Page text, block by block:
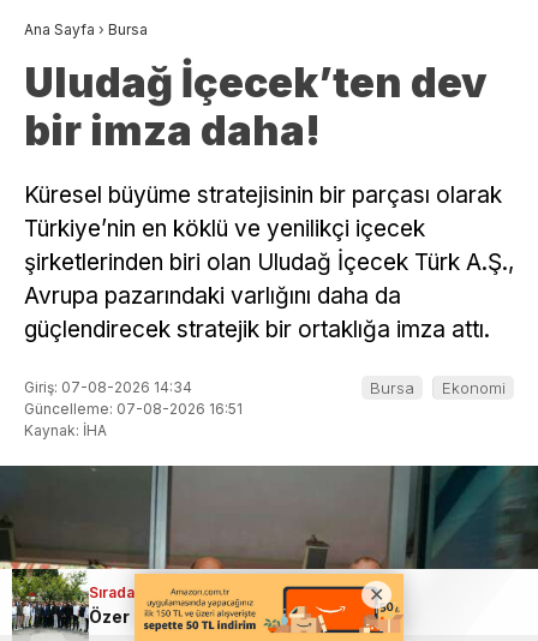
Sıradaki Haber
Bursa’da yüreklerin ağza geldiği an; Yolcu otobüsü kadına çarptı
Sıradaki Haber
Özer Matlı; Kadınlar BTSO meclisi ve yönetiminde çok daha aktif rol almalı
Ana Sayfa › Bursa
Uludağ İçecek’ten dev
bir imza daha!
Küresel büyüme stratejisinin bir parçası olarak
Türkiye’nin en köklü ve yenilikçi içecek
şirketlerinden biri olan Uludağ İçecek Türk A.Ş.,
Avrupa pazarındaki varlığını daha da
güçlendirecek stratejik bir ortaklığa imza attı.
Giriş: 07-08-2026 14:34
Güncelleme: 07-08-2026 16:51
Kaynak: İHA
Bursa Ekonomi